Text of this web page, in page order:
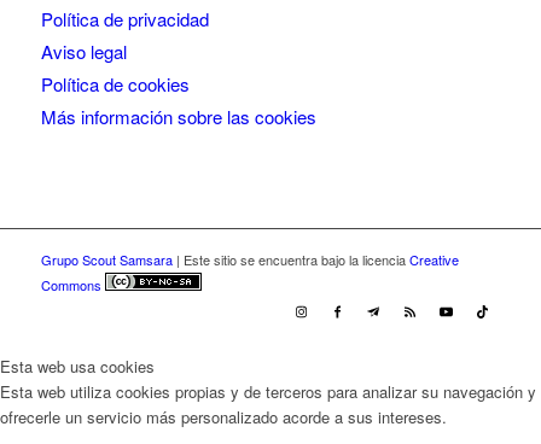
Política de privacidad
Aviso legal
Política de cookies
Más información sobre las cookies
Grupo Scout Samsara| Este sitio se encuentra bajo la licenciaCreative
Commons
Esta web usa cookies
Esta web utiliza cookies propias y de terceros para analizar su navegación y
ofrecerle un servicio más personalizado acorde a sus intereses.